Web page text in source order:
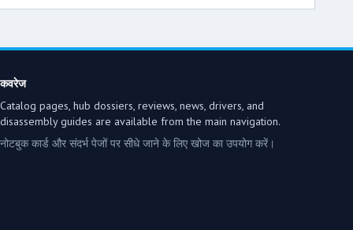
कवरेज
Catalog pages, hub dossiers, reviews, news, drivers, and
disassembly guides are available from the main navigation.
नोटबुक कार्ड और संदर्भ पेजों पर सीधे जाने के लिए खोज का उपयोग करें।